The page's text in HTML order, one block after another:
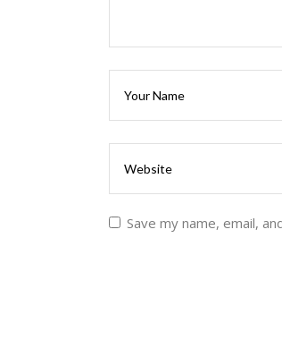
Save my name, email,